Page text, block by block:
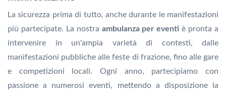
La sicurezza prima di tutto, anche durante le manifestazioni
più partecipate. La nostra ambulanza per eventi è pronta a
intervenire in un'ampia varietà di contesti, dalle
manifestazioni pubbliche alle feste di frazione, fino alle gare
e competizioni locali. Ogni anno, partecipiamo con
passione a numerosi eventi, mettendo a disposizione la